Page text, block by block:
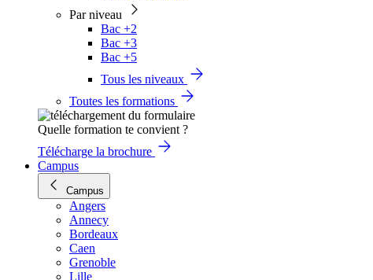
Par niveau
Bac +2
Bac +3
Bac +5
Tous les niveaux
Toutes les formations
Quelle formation te convient ?
Télécharge la brochure
Campus
Campus
Angers
Annecy
Bordeaux
Caen
Grenoble
Lille